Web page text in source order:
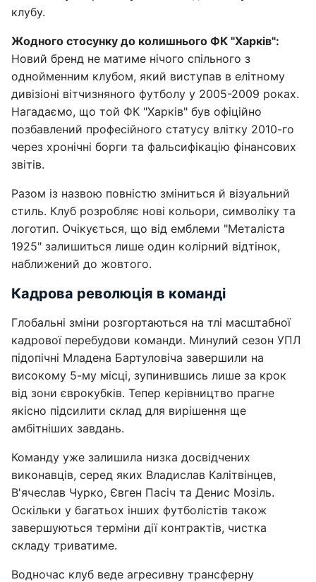
клубу.
Жодного стосунку до колишнього ФК "Харків":
Новий бренд не матиме нічого спільного з
однойменним клубом, який виступав в елітному
дивізіоні вітчизняного футболу у 2005-2009 роках.
Нагадаємо, що той ФК "Харків" був офіційно
позбавлений професійного статусу влітку 2010-го
через хронічні борги та фальсифікацію фінансових
звітів.
Разом із назвою повністю зміниться й візуальний
стиль. Клуб розробляє нові кольори, символіку та
логотип. Очікується, що від емблеми "Металіста
1925" залишиться лише один колірний відтінок,
наближений до жовтого.
Кадрова революція в команді
Глобальні зміни розгортаються на тлі масштабної
кадрової перебудови команди. Минулий сезон УПЛ
підопічні Младена Бартуловіча завершили на
високому 5-му місці, зупинившись лише за крок
від зони єврокубків. Тепер керівництво прагне
якісно підсилити склад для вирішення ще
амбітніших завдань.
Команду уже залишила низка досвідчених
виконавців, серед яких Владислав Калітвінцев,
В'ячеслав Чурко, Євген Пасіч та Денис Мозіль.
Оскільки у багатьох інших футболістів також
завершуються терміни дії контрактів, чистка
складу триватиме.
Водночас клуб веде агресивну трансферну